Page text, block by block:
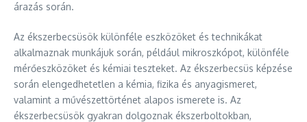
árazás során.
Az ékszerbecsüsök különféle eszközöket és technikákat
alkalmaznak munkájuk során, például mikroszkópot, különféle
mérőeszközöket és kémiai teszteket. Az ékszerbecsüs képzése
során elengedhetetlen a kémia, fizika és anyagismeret,
valamint a művészettörténet alapos ismerete is. Az
ékszerbecsüsök gyakran dolgoznak ékszerboltokban,